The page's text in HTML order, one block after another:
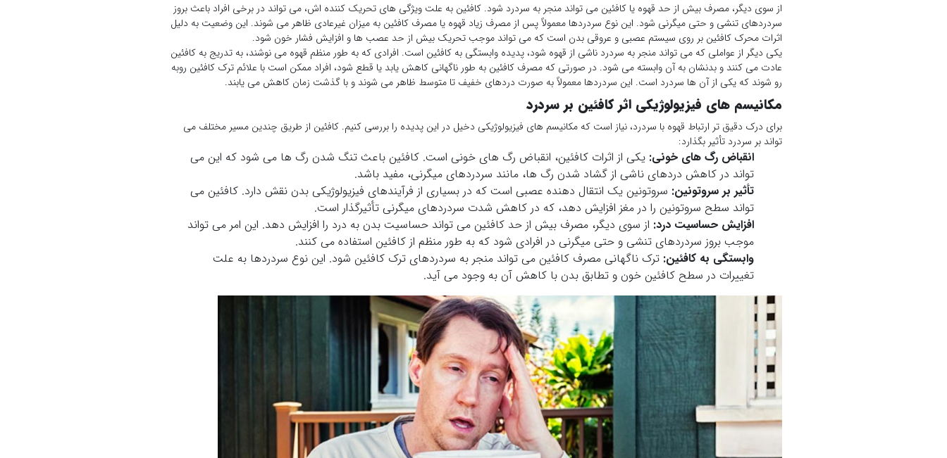
از سوی دیگر، مصرف بیش از حد قهوه یا کافئین می تواند منجر به سردرد شود. کافئین به علت ویژگی های تحریک کننده اش، می تواند در برخی افراد باعث بروز
سردردهای تنشی و حتی میگرنی شود. این نوع سردردها معمولاً پس از مصرف زیاد قهوه یا مصرف کافئین به میزان غیرعادی ظاهر می شوند. این وضعیت به دلیل
اثرات محرک کافئین بر روی سیستم عصبی و عروقی بدن است که می تواند موجب تحریک بیش از حد عصب ها و افزایش فشار خون شود.
یکی دیگر از عواملی که می تواند منجر به سردرد ناشی از قهوه شود، پدیده وابستگی به کافئین است. افرادی که به طور منظم قهوه می نوشند، به تدریج به کافئین
عادت می کنند و بدنشان به آن وابسته می شود. در صورتی که مصرف کافئین به طور ناگهانی کاهش یابد یا قطع شود، افراد ممکن است با علائم ترک کافئین روبه
رو شوند که یکی از آن ها سردرد است. این سردردها معمولاً به صورت دردهای خفیف تا متوسط ظاهر می شوند و با گذشت زمان کاهش می یابند.
مکانیسم های فیزیولوژیکی اثر کافئین بر سردرد
برای درک دقیق تر ارتباط قهوه با سردرد، نیاز است که مکانیسم های فیزیولوژیکی دخیل در این پدیده را بررسی کنیم. کافئین از طریق چندین مسیر مختلف می
تواند بر سردرد تأثیر بگذارد:
انقباض رگ های خونی: یکی از اثرات کافئین، انقباض رگ های خونی است. کافئین باعث تنگ شدن رگ ها می شود که این می
تواند در کاهش دردهای ناشی از گشاد شدن رگ ها، مانند سردردهای میگرنی، مفید باشد.
تأثیر بر سروتونین: سروتونین یک انتقال دهنده عصبی است که در بسیاری از فرآیندهای فیزیولوژیکی بدن نقش دارد. کافئین می
تواند سطح سروتونین را در مغز افزایش دهد، که در کاهش شدت سردردهای میگرنی تأثیرگذار است.
افزایش حساسیت درد: از سوی دیگر، مصرف بیش از حد کافئین می تواند حساسیت بدن به درد را افزایش دهد. این امر می تواند
موجب بروز سردردهای تنشی و حتی میگرنی در افرادی شود که به طور منظم از کافئین استفاده می کنند.
وابستگی به کافئین: ترک ناگهانی مصرف کافئین می تواند منجر به سردردهای ترک کافئین شود. این نوع سردردها به علت
تغییرات در سطح کافئین خون و تطابق بدن با کاهش آن به وجود می آید.